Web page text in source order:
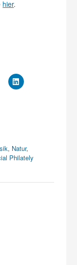
hier.
, Natur,
Philately